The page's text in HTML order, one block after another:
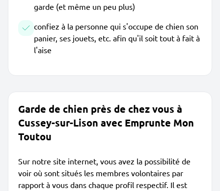
garde (et même un peu plus)
confiez à la personne qui s'occupe de chien son
panier, ses jouets, etc. afin qu'il soit tout à fait à
l'aise
Garde de chien près de chez vous à
Cussey-sur-Lison avec Emprunte Mon
Toutou
Sur notre site internet, vous avez la possibilité de
voir où sont situés les membres volontaires par
rapport à vous dans chaque profil respectif. Il est